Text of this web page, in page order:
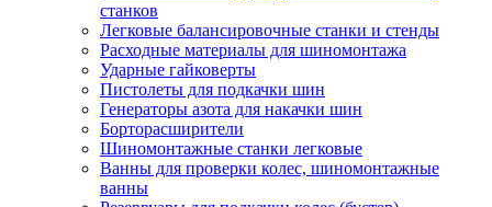
станков
Легковые балансировочные станки и стенды
Расходные материалы для шиномонтажа
Ударные гайковерты
Пистолеты для подкачки шин
Генераторы азота для накачки шин
Борторасширители
Шиномонтажные станки легковые
Ванны для проверки колес, шиномонтажные
ванны